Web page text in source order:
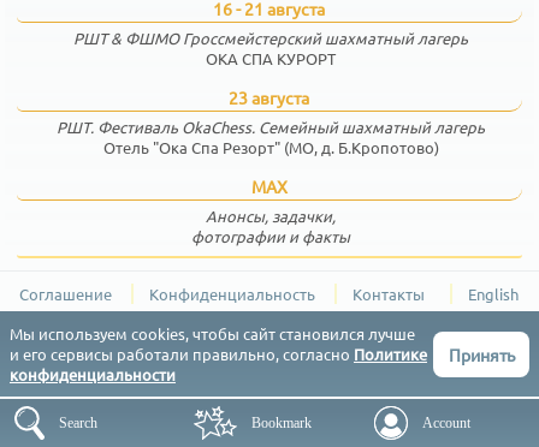
16 - 21 августа
РШТ & ФШМО Гроссмейстерский шахматный лагерь
ОКА СПА КУРОРТ
23 августа
РШТ. Фестиваль OkaChess. Семейный шахматный лагерь
Отель "Ока Спа Резорт" (МО, д. Б.Кропотово)
MAX
Анонсы, задачки,
фотографии и факты
Соглашение Конфиденциальность Контакты English
РШТ (Результаты Шахматных Турниров) © 2015-2026
Search Bookmark Account
Мы используем cookies, чтобы сайт становился лучше
и его сервисы работали правильно, согласно Политике
конфиденциальности
Принять